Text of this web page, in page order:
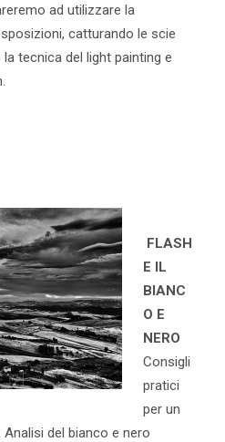
ad utilizzare la
catturando le scie
tecnica del light painting e
FLASH
E IL
BIANC
O E
NERO
Consigli
pratici
per un
del bianco e nero